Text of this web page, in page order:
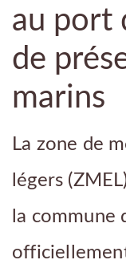
au port
de
marins
La zone de
légers
la commune